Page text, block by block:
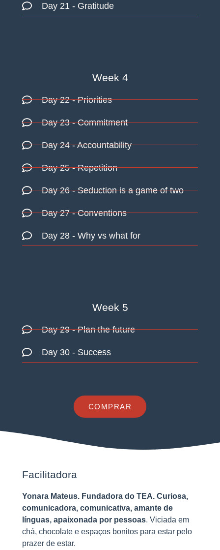
Day 21 - Gratitude
Week 4
Day 22- Priorities
Day 23- Commitment
Day 24- Accountability
Day 25- Repetition
Day 26- Seduction is a game of two
Day 27- Conventions
Day 28- Why vs what for
Week 5
Day 29- Plan the future
Day 30- Success
COMPRAR
Facilitadora
Yonara Mateus. Fundadora do TEA. Curiosa,
comunicadora, comunicativa, amante de
línguas, apaixonada por pessoas. Viciada em
chá, chocolate e espaços bonitos para estar pelo
prazer de estar.